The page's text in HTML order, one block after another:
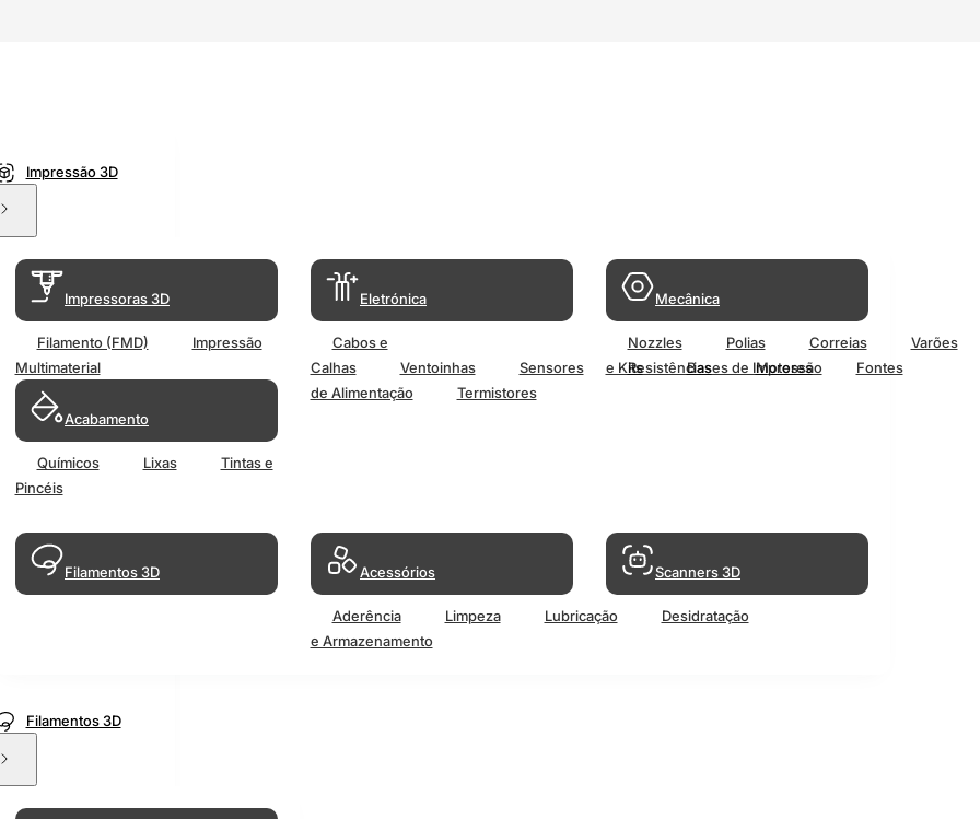
Impressão 3D
Impressoras 3D
Filamento (FMD)
Impressão
Multimaterial
Acabamento
Químicos Lixas
Tintas e
Pincéis
Eletrónica
Cabos e
Calhas
Ventoinhas Sensores Resistências Motores
Fontes
de Alimentação
Termistores
Mecânica
Nozzles Polias Correias
Varões
e Kits
Bases de Impressão
Filamentos 3D Acessórios
Aderência Limpeza Lubricação
Desidratação
e Armazenamento
Scanners 3D
Filamentos 3D